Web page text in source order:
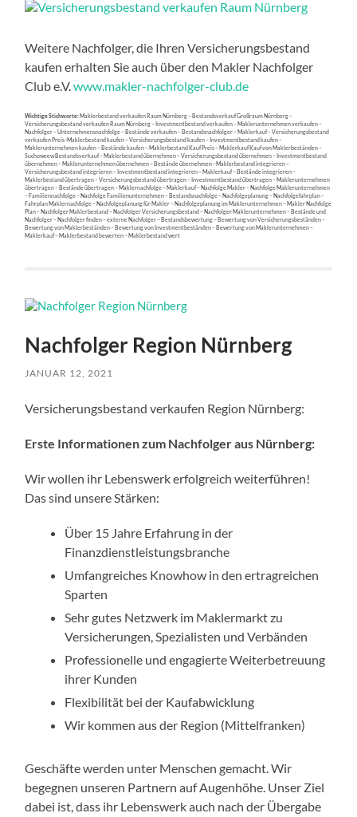
Weitere Nachfolger, die Ihren Versicherungsbestand
kaufen erhalten Sie auch über den Makler Nachfolger
Club e.V.www.makler-nachfolger-club.de
Wichtige Stichworte: Maklerbestand verkaufen Raum Nürnberg – Bestandsverkauf Großraum Nürnberg –
Versicherungsbestand verkaufen Raum Nürnberg – Investmentbestand verkaufen – Maklerunternehmen verkaufen –
Nachfolger – Unternehmensnachfolge – Bestände verkaufen – Bestandsnachfolger – Maklerkauf – Versicherungsbestand
verkaufen Preis -Maklerbestand kaufen – Versicherungsbestand kaufen – Investmentbestand kaufen –
Maklerunternehmen kaufen – Bestände kaufen – Maklerbestand Kauf Preis – Maklerkauf Kauf von Maklerbeständen –
Suchoweew Bestandsverkauf – Maklerbestand übernehmen – Versicherungsbestand übernehmen – Investmentbestand
übernehmen – Maklerunternehmen übernehmen – Bestände übernehmen –Maklerbestand integrieren –
Versicherungsbestand integrieren – Investmentbestand integrieren – Maklerkauf – Bestände integrieren –
Maklerbestand übertragen – Versicherungsbestand übertragen – Investmentbestand übertragen – Maklerunternehmen
übertragen – Bestände übertragen – Maklernachfolge – Maklerkauf – Nachfolge Makler – Nachfolge Maklerunternehmen
– Familiennachfolge – Nachfolge Familienunternehmen – Bestandsnachfolge – Nachfolgeplanung – Nachfolgefahrplan –
Fahrplan Maklernachfolge – Nachfolgeplanung für Makler – Nachfolgeplanung im Maklerunternehmen – Makler Nachfolge
Plan – Nachfolger Maklerbestand – Nachfolger Versicherungsbestand – Nachfolger Maklerunternehmen – Bestände und
Nachfolger – Nachfolger finden – externe Nachfolger – Bestandsbewertung – Bewertung von Versicherungsbeständen –
Bewertung von Maklerbeständen – Bewertung von Investmentbeständen – Bewertung von Maklerunternehmen –
Maklerkauf – Maklerbestand bewerten – Maklerbestand wert
Nachfolger Region Nürnberg
JANUAR 12, 2021
Versicherungsbestand verkaufen Region Nürnberg:
Erste Informationen zum Nachfolger aus Nürnberg:
Wir wollen ihr Lebenswerk erfolgreich weiterführen!
Das sind unsere Stärken:
Über 15 Jahre Erfahrung in der
Finanzdienstleistungsbranche
Umfangreiches Knowhow in den ertragreichen
Sparten
Sehr gutes Netzwerk im Maklermarkt zu
Versicherungen, Spezialisten und Verbänden
Professionelle und engagierte Weiterbetreuung
ihrer Kunden
Flexibilität bei der Kaufabwicklung
Wir kommen aus der Region (Mittelfranken)
Geschäfte werden unter Menschen gemacht. Wir
begegnen unseren Partnern auf Augenhöhe. Unser Ziel
dabei ist, dass ihr Lebenswerk auch nach der Übergabe